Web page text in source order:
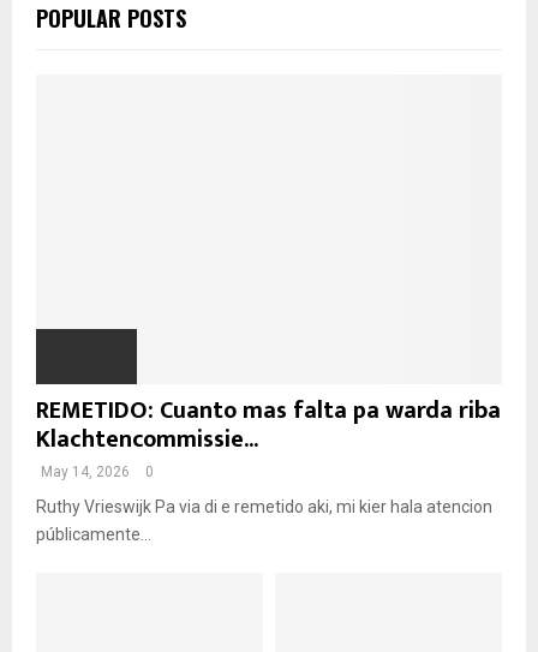
POPULAR POSTS
REMETIDO: Cuanto mas falta pa warda riba
Klachtencommissie...
May 14, 2026 0
Ruthy Vrieswijk Pa via di e remetido aki, mi kier hala atencion
públicamente...